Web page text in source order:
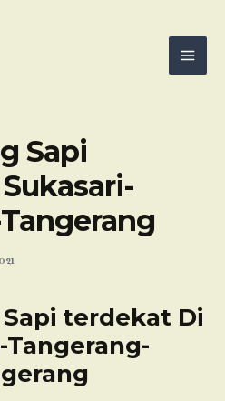
Sapi
terdekat Di
Tangerang-